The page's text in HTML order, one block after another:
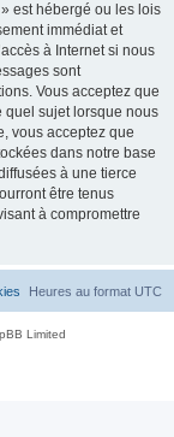
est hébergé ou les lois
immédiat et
à Internet si nous
sont
Vous acceptez que
quel sujet lorsque nous
vous acceptez que
dans notre base
à une tierce
être tenus
à compromettre
Heures au format UTC
Limited